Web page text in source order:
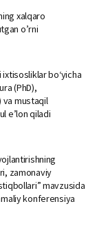
xalqaro
o’rni
bо‘yicha
(PhD),
va mustaqil
e’lon qiladi
zamonaviy
mavzusida
konferensiya